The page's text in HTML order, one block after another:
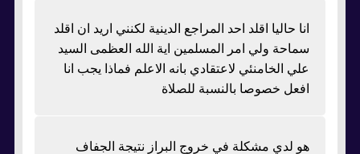
انا حاليا اقلد احد المراجع الدينية لكنني اريد ان اقلد
سماحة ولي امر المسلمين اية الله العظمى السيد
علي الخامنئي لاعتقادي بانه الاعلم فماذا يجب انا
افعل خصوصا بالنسبة للصلاة
هو لدي مشكلة في خروج البراز نتيجة الجفاف